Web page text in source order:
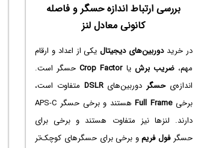
بررسی ارتباط اندازه حسگر و فاصله‌
کانونی معادل لنز
در خریددوربین‌های دیجیتالیکی از اعداد و ارقام
مهم،ضریب برش یاCrop Factorحسگر است.
اندازه‌یحسگر دوربین‌هایDSLR متفاوت است،
برخیFull Frame
هستند و برخی حسگر APS-C
دارند. لنزها نیز متفاوت هستند و برخی برای
حسگرفول فریمو برخی برای حسگرهای کوچک‌تر